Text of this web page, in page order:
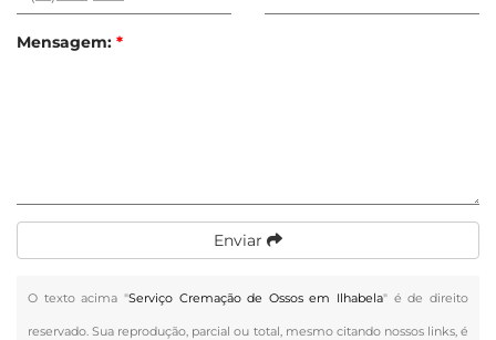
Mensagem: *
Enviar
O texto acima "Serviço Cremação de Ossos em Ilhabela" é de direito
reservado. Sua reprodução, parcial ou total, mesmo citando nossos links, é